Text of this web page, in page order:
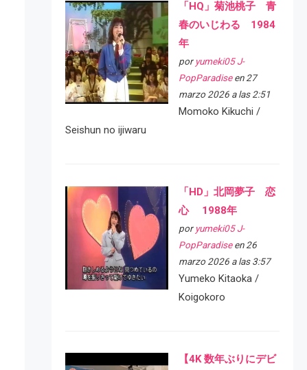
「HQ」菊池桃子 青
春のいじわる 1984
年
por yumeki05 J-
PopParadiseen 27
marzo 2026 a las 2:51
Momoko Kikuchi /
Seishun no ijiwaru
「HD」北岡夢子 恋
心 1988年
por yumeki05 J-
PopParadiseen 26
marzo 2026 a las 3:57
Yumeko Kitaoka /
Koigokoro
【4K 数年ぶりにデビ